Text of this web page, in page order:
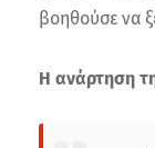
βοηθούσε να
Η ανάρτηση